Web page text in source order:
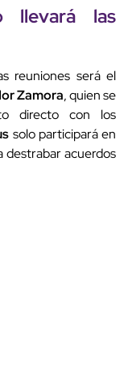
llevará las
reuniones será el
Zamora, quien se
directo con los
solo participará en
destrabar acuerdos